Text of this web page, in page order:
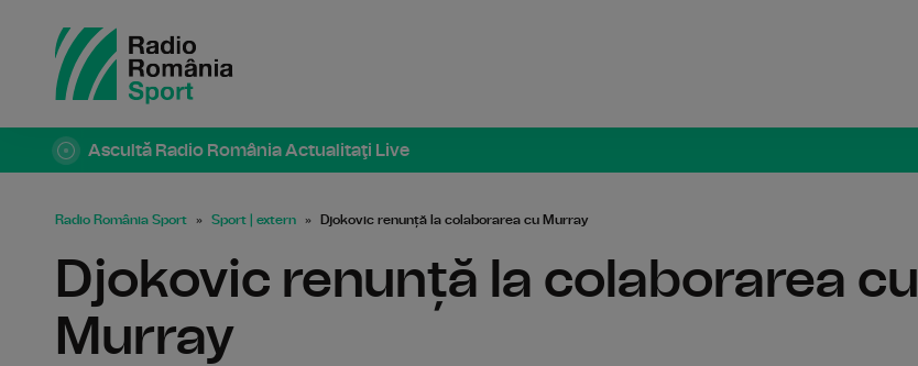
Ascultă Radio România Actualitaţi Live
Radio România Sport Sport | extern Djokovic renunță la colaborarea cu Murray
Djokovic renunță la colaborarea cu
Murray